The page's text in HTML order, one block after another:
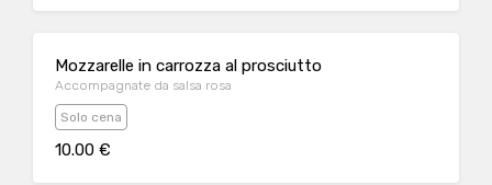
Mozzarelle in carrozza al prosciutto
Accompagnate da salsa rosa
Solo cena
10.00 €